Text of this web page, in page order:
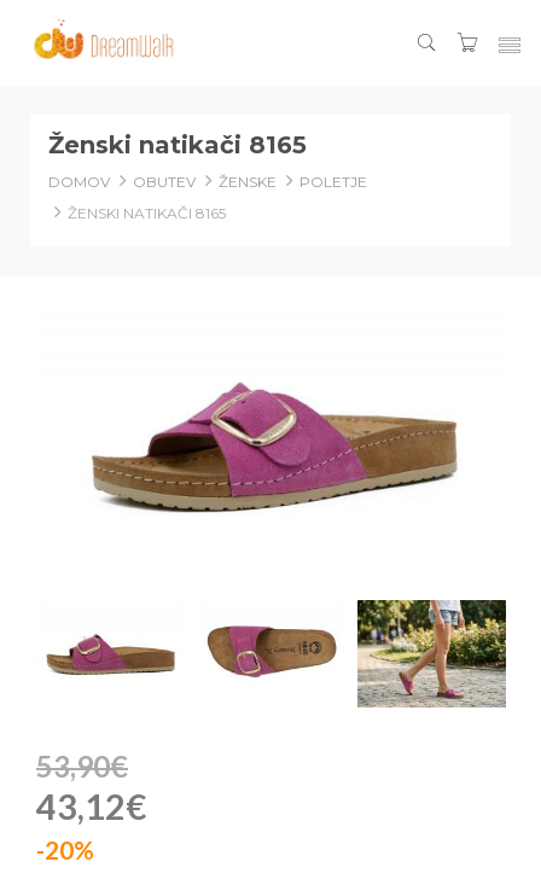
Ženski natikači 8165
DOMOV OBUTEV ŽENSKE
POLETJE
ŽENSKI NATIKAČI 8165
53,90€
43,12€
-20%